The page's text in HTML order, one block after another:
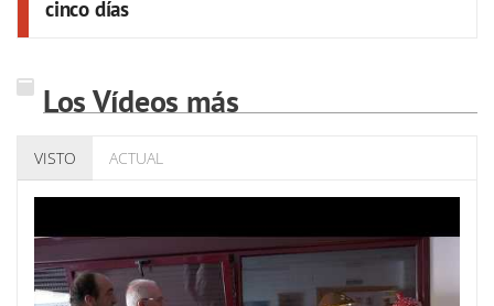
cinco días
Los Vídeos más
VISTO ACTUAL